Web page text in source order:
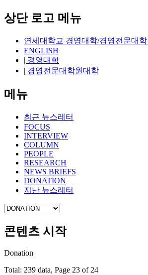
상단 로고 메뉴
연세대학교 경영대학/경영전문대
ENGLISH
| 경영대학
| 경영전문대학원대학
메뉴
최근 뉴스레터
FOCUS
INTERVIEW
COLUMN
PEOPLE
RESEARCH
NEWS BRIEFS
DONATION
지난 뉴스레터
콘텐츠 시작
Donation
Total: 239 data, Page 23 of 24